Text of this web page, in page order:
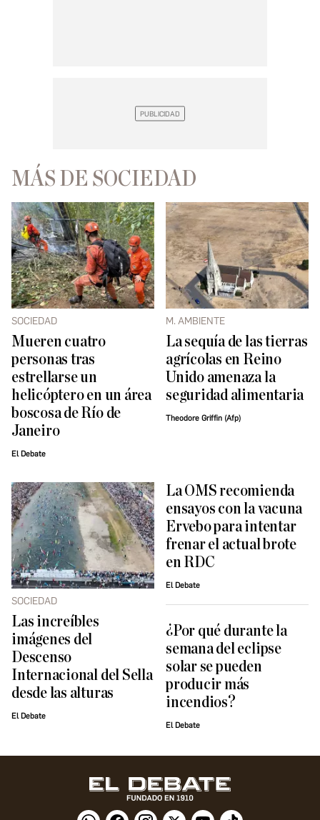
MÁS DE SOCIEDAD
SOCIEDAD
Mueren cuatro
personas tras
estrellarse un
helicóptero en un área
boscosa de Río de
Janeiro
El Debate
M. AMBIENTE
La sequía de las tierras
agrícolas en Reino
Unido amenaza la
seguridad alimentaria
Theodore Griffin (Afp)
SOCIEDAD
Las increíbles
imágenes del
Descenso
Internacional del Sella
desde las alturas
El Debate
La OMS recomienda
ensayos con la vacuna
Ervebo para intentar
frenar el actual brote
en RDC
El Debate
¿Por qué durante la
semana del eclipse
solar se pueden
producir más
incendios?
El Debate